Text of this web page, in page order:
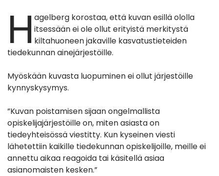
H agelberg korostaa, että kuvan esillä ololla
itsessään ei ole ollut erityistä merkitystä
kiltahuoneen jakaville kasvatustieteiden
tiedekunnan ainejärjestöille.
Myöskään kuvasta luopuminen ei ollut järjestöille
kynnyskysymys.
”Kuvan poistamisen sijaan ongelmallista
opiskelijajärjestöille on, miten asiasta on
tiedeyhteisössä viestitty. Kun kyseinen viesti
lähetettiin kaikille tiedekunnan opiskelijoille, meille ei
annettu aikaa reagoida tai käsitellä asiaa
asianomaisten kesken.”